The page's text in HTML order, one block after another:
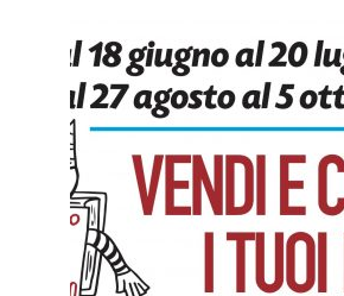
7
NOVEMBRE
2015
REGGIO
EMILIA